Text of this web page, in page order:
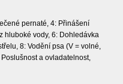
pernaté, 4: Přinášení
hluboké vody, 6: Dohledávka
8: Vodění psa (V = volné,
a ovladatelnost,